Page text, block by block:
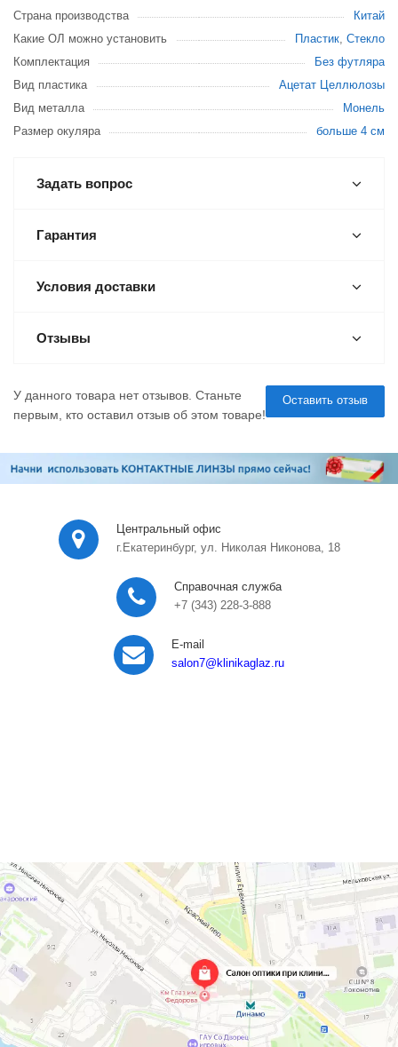
Страна производства
Китай
Какие ОЛ можно установить
Пластик, Стекло
Комплектация
Без футляра
Вид пластика
Ацетат Целлюлозы
Вид металла
Монель
Размер окуляра
больше 4 см
Задать вопрос
Гарантия
Условия доставки
Отзывы
Оставить отзыв
У данного товара нет отзывов. Станьте
первым, кто оставил отзыв об этом товаре!
Центральный офис
г.Екатеринбург, ул. Николая Никонова, 18
Справочная служба
+7 (343) 228-3-888
E-mail
salon7@klinikaglaz.ru